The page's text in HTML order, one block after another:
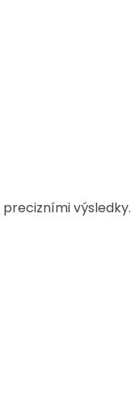
výsledky.